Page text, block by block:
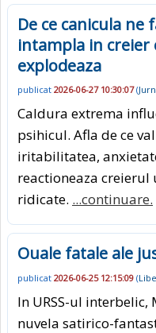
De ce canicula ne
intampla in
explodeaza
publicat 2026-06-27 10:30:07(
Caldura extrema
psihicul. Afla de ce
iritabilitatea,
reactioneaza
ridicate. ...continuare.
Ouale fatale ale
publicat 2026-06-25 12:15:09 (
In URSS-ul
nuvela satirico-